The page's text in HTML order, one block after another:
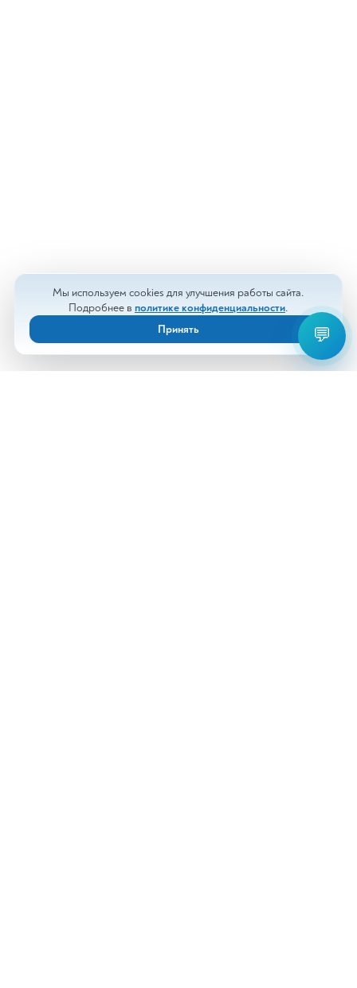
Мы используем cookies для улучшения работы сайта.
Подробнее в политике конфиденциальности.
Принять
💬